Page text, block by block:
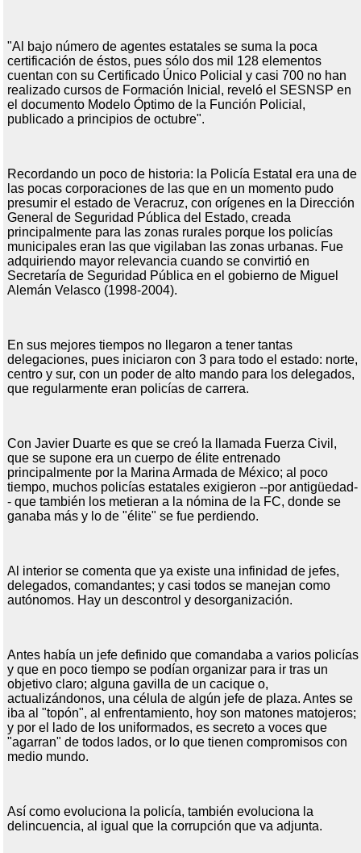
"Al bajo número de agentes estatales se suma la poca
certificación de éstos, pues sólo dos mil 128 elementos
cuentan con su Certificado Único Policial y casi 700 no han
realizado cursos de Formación Inicial, reveló el SESNSP en
el documento Modelo Óptimo de la Función Policial,
publicado a principios de octubre".
Recordando un poco de historia: la Policía Estatal era una de
las pocas corporaciones de las que en un momento pudo
presumir el estado de Veracruz, con orígenes en la Dirección
General de Seguridad Pública del Estado, creada
principalmente para las zonas rurales porque los policías
municipales eran las que vigilaban las zonas urbanas. Fue
adquiriendo mayor relevancia cuando se convirtió en
Secretaría de Seguridad Pública en el gobierno de Miguel
Alemán Velasco (1998-2004).
En sus mejores tiempos no llegaron a tener tantas
delegaciones, pues iniciaron con 3 para todo el estado: norte,
centro y sur, con un poder de alto mando para los delegados,
que regularmente eran policías de carrera.
Con Javier Duarte es que se creó la llamada Fuerza Civil,
que se supone era un cuerpo de élite entrenado
principalmente por la Marina Armada de México; al poco
tiempo, muchos policías estatales exigieron --por antigüedad-
- que también los metieran a la nómina de la FC, donde se
ganaba más y lo de "élite" se fue perdiendo.
Al interior se comenta que ya existe una infinidad de jefes,
delegados, comandantes; y casi todos se manejan como
autónomos. Hay un descontrol y desorganización.
Antes había un jefe definido que comandaba a varios policías
y que en poco tiempo se podían organizar para ir tras un
objetivo claro; alguna gavilla de un cacique o,
actualizándonos, una célula de algún jefe de plaza. Antes se
iba al "topón", al enfrentamiento, hoy son matones matojeros;
y por el lado de los uniformados, es secreto a voces que
"agarran" de todos lados, or lo que tienen compromisos con
medio mundo.
Así como evoluciona la policía, también evoluciona la
delincuencia, al igual que la corrupción que va adjunta.